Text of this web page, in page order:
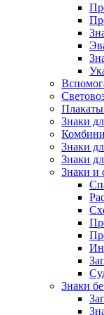
Плакаты
Знаки
Знаки
Знаки
Знаки и
Знаки